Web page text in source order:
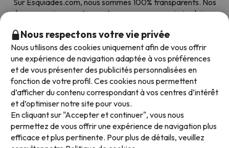
Sur Esquiades.com, nous sommes 100% transparents. Nos
réseaux sociaux sont ouverts pour que vous puissiez laisser
sur le web proviennent de vrais clients.
Comptez sur nous|Plus de 700 000 personnes ont
réservé leur séjour au ski avec Esquiades.com
Modes de paiement disponibles
Nous respectons votre vie privée
Nous utilisons des cookies uniquement afin de vous offrir
une expérience de navigation adaptée à vos préférences
et de vous présenter des publicités personnalisées en
fonction de votre profil. Ces cookies nous permettent
d’afficher du contenu correspondant à vos centres d’intérêt
et d’optimiser notre site pour vous.
En cliquant sur "Accepter et continuer", vous nous
permettez de vous offrir une expérience de navigation plus
efficace et plus pertinente. Pour plus de détails, veuillez